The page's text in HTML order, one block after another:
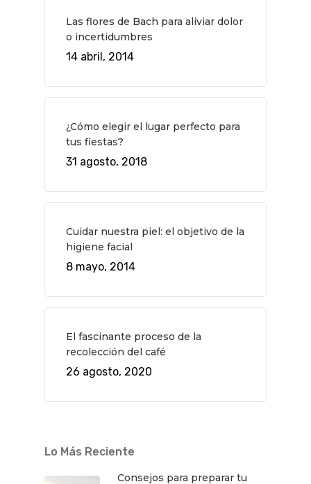
Las flores de Bach para aliviar dolor
o incertidumbres
14 abril, 2014
¿Cómo elegir el lugar perfecto para
tus fiestas?
31 agosto, 2018
Cuidar nuestra piel: el objetivo de la
higiene facial
8 mayo, 2014
El fascinante proceso de la
recolección del café
26 agosto, 2020
Lo Más Reciente
Consejos para preparar tu